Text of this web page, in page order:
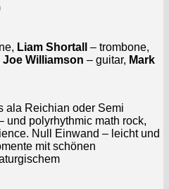
Liam Shortall
– trombone,
Joe Williamson – guitar, Mark
ala Reichian oder Semi
und polyrhythmic math rock,
Null Einwand – leicht und
mit schönen